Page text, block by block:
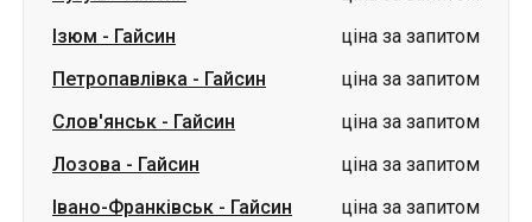
Ізюм - Гайсин
ціна за запитом
Петропавлівка - Гайсин
ціна за запитом
Слов'янськ - Гайсин
ціна за запитом
Лозова - Гайсин
ціна за запитом
Івано-Франківськ - Гайсин
ціна за запитом